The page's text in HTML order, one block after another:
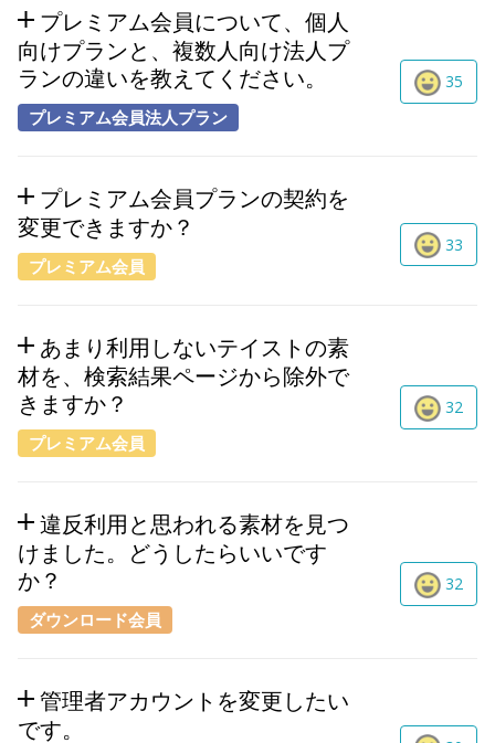
プレミアム会員について、個人
向けプランと、複数人向け法人プ
ランの違いを教えてください。
プレミアム会員法人プラン
35
プレミアム会員プランの契約を
変更できますか？
プレミアム会員
33
あまり利用しないテイストの素
材を、検索結果ページから除外で
きますか？
プレミアム会員
32
違反利用と思われる素材を見つ
けました。どうしたらいいです
か？
ダウンロード会員
32
管理者アカウントを変更したい
です。